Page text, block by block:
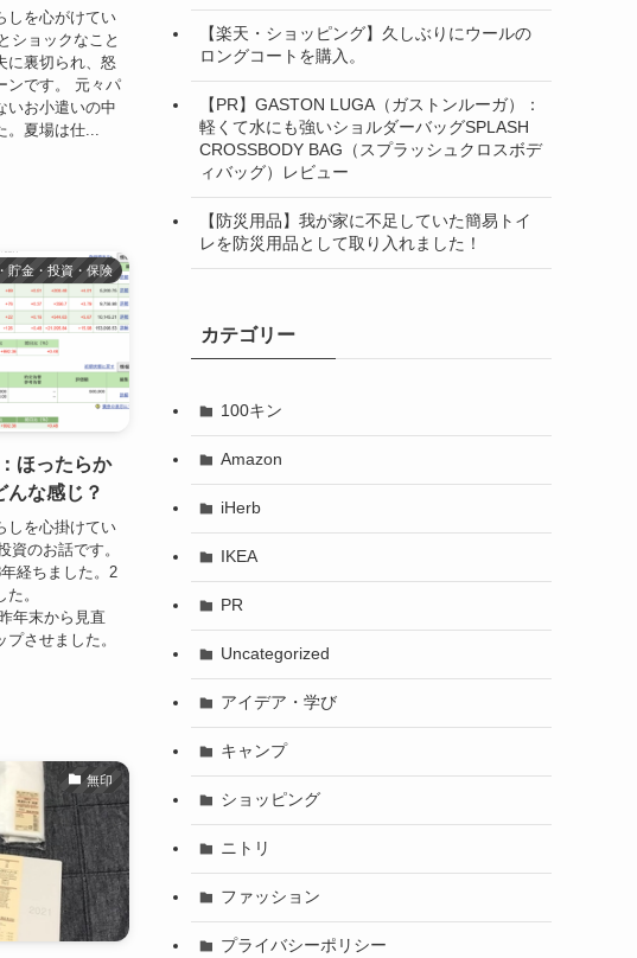
しを心がけてい
ショックなこと
に裏切られ、怒
ンです。 元々パ
いお小遣いの中
夏場は仕...
貯金・投資・保険
ほったらか
んな感じ？
しを心掛けてい
資のお話です。
経ちました。2
。
年末から見直
させました。
無印
【楽天・ショッピング】久しぶりにウールの
ロングコートを購入。
【PR】GASTON LUGA（ガストンルーガ）：
軽くて水にも強いショルダーバッグSPLASH
CROSSBODY BAG（スプラッシュクロスボデ
ィバッグ）レビュー
【防災用品】我が家に不足していた簡易トイ
レを防災用品として取り入れました！
カテゴリー
100キン
Amazon
iHerb
IKEA
PR
Uncategorized
アイデア・学び
キャンプ
ショッピング
ニトリ
ファッション
プライバシーポリシー